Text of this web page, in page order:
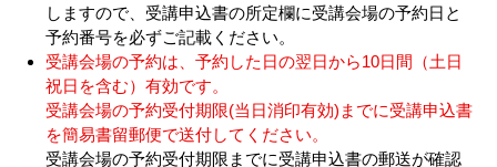
しますので、受講申込書の所定欄に受講会場の予約日と
予約番号を必ずご記載ください。
受講会場の予約は、予約した日の翌日から10日間（土日
祝日を含む）有効です。
受講会場の予約受付期限(当日消印有効)までに受講申込書
を簡易書留郵便で送付してください。
受講会場の予約受付期限までに受講申込書の郵送が確認